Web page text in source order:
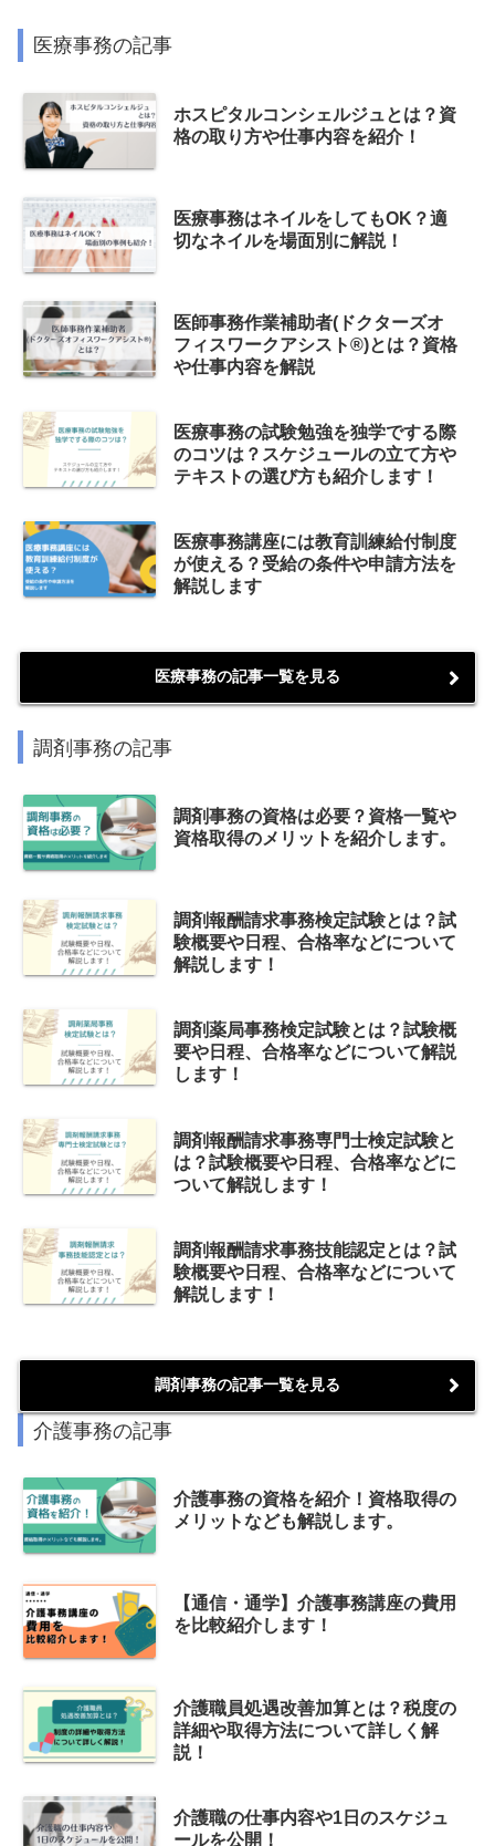
医療事務の記事
ホスピタルコンシェルジュとは？資
格の取り方や仕事内容を紹介！
医療事務はネイルをしてもOK？適
切なネイルを場面別に解説！
医師事務作業補助者(ドクターズオ
フィスワークアシスト®)とは？資格
や仕事内容を解説
医療事務の試験勉強を独学でする際
のコツは？スケジュールの立て方や
テキストの選び方も紹介します！
医療事務講座には教育訓練給付制度
が使える？受給の条件や申請方法を
解説します
医療事務の記事一覧を見る
調剤事務の記事
調剤事務の資格は必要？資格一覧や
資格取得のメリットを紹介します。
調剤報酬請求事務検定試験とは？試
験概要や日程、合格率などについて
解説します！
調剤薬局事務検定試験とは？試験概
要や日程、合格率などについて解説
します！
調剤報酬請求事務専門士検定試験と
は？試験概要や日程、合格率などに
ついて解説します！
調剤報酬請求事務技能認定とは？試
験概要や日程、合格率などについて
解説します！
調剤事務の記事一覧を見る
介護事務の記事
介護事務の資格を紹介！資格取得の
メリットなども解説します。
【通信・通学】介護事務講座の費用
を比較紹介します！
介護職員処遇改善加算とは？税度の
詳細や取得方法について詳しく解
説！
介護職の仕事内容や1日のスケジュ
ールを公開！